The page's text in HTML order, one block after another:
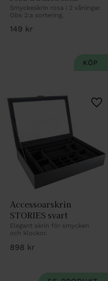
Smyckeskrin rosa i 2 våningar.
Obs 2:a sortering.
149 kr
Accessoarskrin
STORIES svart
Elegant skrin för smycken
och klockor.
898 kr